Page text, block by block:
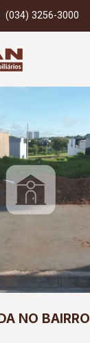
(034) 3256-3000
NO BAIRRO